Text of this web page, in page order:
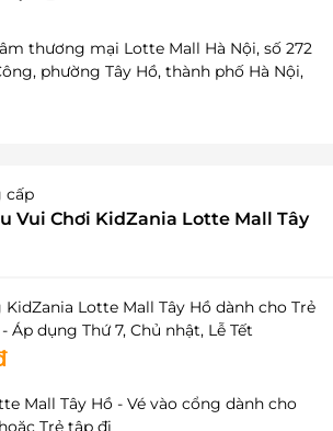
thương mại Lotte Mall Hà Nội, số 272
phường Tây Hồ, thành phố Hà Nội,
cấp
Vui Chơi KidZania Lotte Mall Tây
KidZania Lotte Mall Tây Hồ dành cho Trẻ
Áp dụng Thứ 7, Chủ nhật, Lễ Tết
Mall Tây Hồ - Vé vào cổng dành cho
Trẻ tập đi